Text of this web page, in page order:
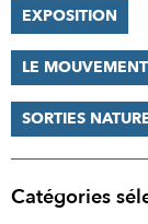
EXPOSITION
LE
SORTIES
Catégories